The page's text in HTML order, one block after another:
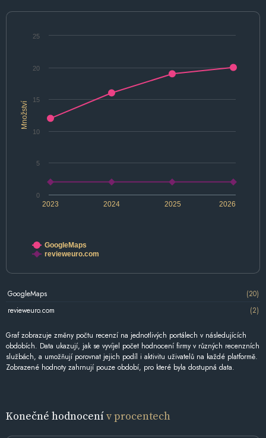
Množství
2024 2026
2023 2025
0
5
10
15
20
25
GoogleMaps
revieweuro.com
GoogleMaps
(20)
revieweuro.com
(2)
Graf zobrazuje změny počtu recenzí na jednotlivých portálech v následujících
obdobích. Data ukazují, jak se vyvíjel počet hodnocení firmy v různých recenzních
službách, a umožňují porovnat jejich podíl i aktivitu uživatelů na každé platformě.
Zobrazené hodnoty zahrnují pouze období, pro které byla dostupná data.
Konečné hodnocenív procentech